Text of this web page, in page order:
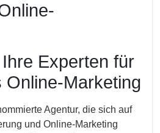
Experten für
Online-Marketing
Agentur, die sich auf
und Online-Marketing